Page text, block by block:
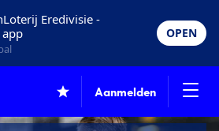
Eredivisie -
OPEN
Aanmelden